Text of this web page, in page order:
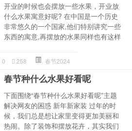
开业的时候也会摆放一些水果，开业放
什么水果寓意好呢? 在中国是一个历史
非常悠久的一个国家,他们特别讲究一些
东西的寓意,再摆放的水果同样也有这样
0 258 春节2024
春节种什么水果好看呢
下面围绕“春节种什么水果好看呢”主题
解决网友的困惑 新年新家装 过年的时
候，我们总是想让家里变得更加美丽和
热闹。除了装饰和摆放花卉，其实我们